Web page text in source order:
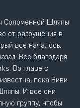
Соломенной Шляпы
от разрушения в
все началось,
Все благодаря
Во главе с
пока Виви
И все они
группу, чтобы